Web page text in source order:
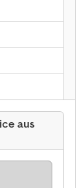
aus